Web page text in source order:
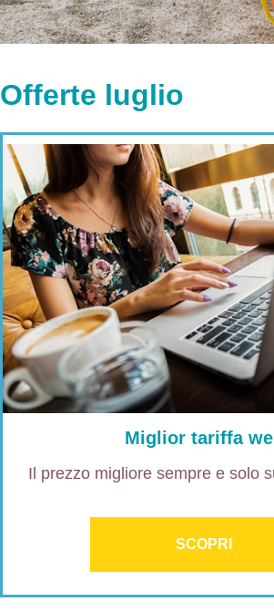
Offerte luglio
Miglior tariffa
Il prezzo migliore sempre e solo
SCOPRI